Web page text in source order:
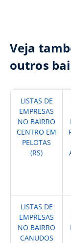
Veja
outros
LISTAS DE
EMPRESAS
NO BAIRRO
CENTRO EM
PELOTAS
(RS)
LISTAS DE
EMPRESAS
NO BAIRRO
CANUDOS